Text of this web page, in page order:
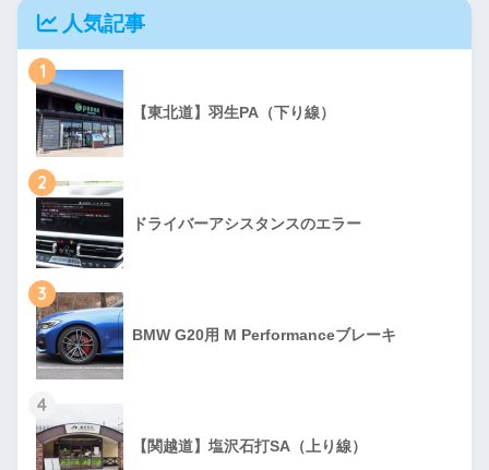
人気記事
1
【東北道】羽生PA（下り線）
2
ドライバーアシスタンスのエラー
3
BMW G20用 M Performanceブレーキ
4
【関越道】塩沢石打SA（上り線）